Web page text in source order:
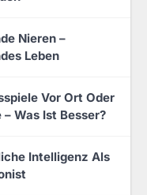
Nieren –
Leben
Vor Ort Oder
– Was Ist Besser?
Intelligenz Als